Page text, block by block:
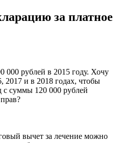
за платное
000 рублей в 2015 году. Хочу
2017 и в 2018 годах, чтобы
с суммы 120 000 рублей
вычет за лечение можно